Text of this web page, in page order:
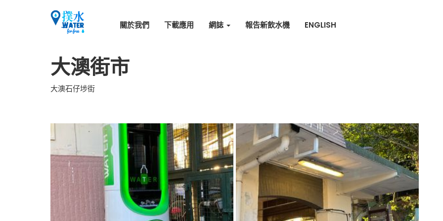
關於我們 下載應用 網誌 報告新飲水機 ENGLISH
大澳街市
大澳石仔埗街